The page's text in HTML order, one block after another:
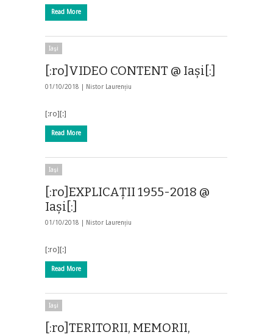
Read More
Iaşi
[:ro]VIDEO CONTENT @ Iași[:]
01/10/2018 | Nistor Laurențiu
[:ro][:]
Read More
Iaşi
[:ro]EXPLICAȚII 1955-2018 @
Iași[:]
01/10/2018 | Nistor Laurențiu
[:ro][:]
Read More
Iaşi
[:ro]TERITORII, MEMORII,